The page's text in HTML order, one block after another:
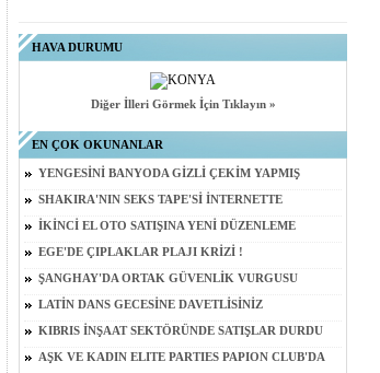
HAVA DURUMU
Diğer İlleri Görmek İçin Tıklayın »
EN ÇOK OKUNANLAR
YENGESİNİ BANYODA GİZLİ ÇEKİM YAPMIŞ
SHAKIRA'NIN SEKS TAPE'Sİ İNTERNETTE
İKİNCİ EL OTO SATIŞINA YENİ DÜZENLEME
EGE'DE ÇIPLAKLAR PLAJI KRİZİ !
ŞANGHAY'DA ORTAK GÜVENLİK VURGUSU
LATİN DANS GECESİNE DAVETLİSİNİZ
KIBRIS İNŞAAT SEKTÖRÜNDE SATIŞLAR DURDU
AŞK VE KADIN ELITE PARTIES PAPION CLUB'DA